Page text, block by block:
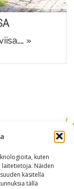
kuten
laitetietoja. Näiden
käsitellä
tällä
»